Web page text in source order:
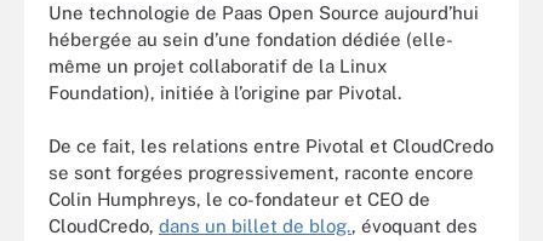
Une technologie de Paas Open Source aujourd’hui
hébergée au sein d’une fondation dédiée (elle-
même un projet collaboratif de la Linux
Foundation), initiée à l’origine par Pivotal.
De ce fait, les relations entre Pivotal et CloudCredo
se sont forgées progressivement, raconte encore
Colin Humphreys, le co-fondateur et CEO de
CloudCredo, dans un billet de blog., évoquant des